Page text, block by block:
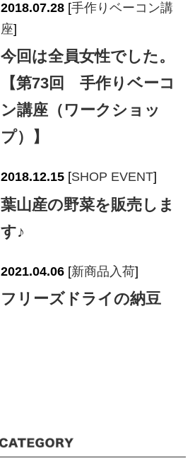
2018.07.28 [手作りベーコン講
座]
今回は全員女性でした。
【第73回 手作りベーコ
ン講座（ワークショッ
プ）】
2018.12.15 [SHOP EVENT]
葉山産の野菜を販売しま
す♪
2021.04.06 [新商品入荷]
フリーズドライの納豆